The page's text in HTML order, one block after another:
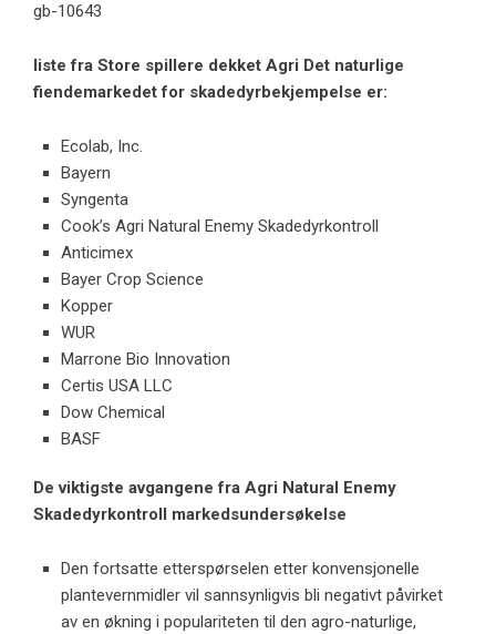
gb-10643
listefra Store spillere dekket Agri Det naturlige
fiendemarkedet for skadedyrbekjempelse er:
Ecolab, Inc.
Bayern
Syngenta
Cook’s Agri Natural Enemy Skadedyrkontroll
Anticimex
Bayer Crop Science
Kopper
WUR
Marrone Bio Innovation
Certis USA LLC
Dow Chemical
BASF
De viktigste avgangene fra Agri Natural Enemy
Skadedyrkontroll markedsundersøkelse
Den fortsatte etterspørselen etter konvensjonelle
plantevernmidler vil sannsynligvis bli negativt påvirket
av en økning i populariteten til den agro-naturlige,